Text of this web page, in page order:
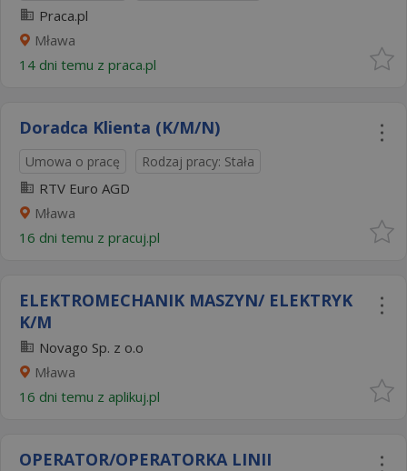
Praca.pl
Mława
14 dni temu z praca.pl
Doradca Klienta (K/M/N)
Umowa o pracę Rodzaj pracy: Stała
RTV Euro AGD
Mława
16 dni temu z pracuj.pl
ELEKTROMECHANIK MASZYN/ ELEKTRYK
K/M
Novago Sp. z o.o
Mława
16 dni temu z aplikuj.pl
OPERATOR/OPERATORKA LINII